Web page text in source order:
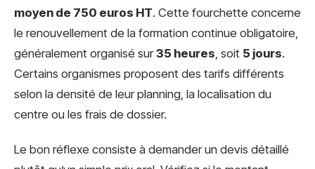
moyen de 750 euros HT. Cette fourchette concerne
le renouvellement de la formation continue obligatoire,
généralement organisé sur35 heures , soit 5 jours.
Certains organismes proposent des tarifs différents
selon la densité de leur planning, la localisation du
centre ou les frais de dossier.
Le bon réflexe consiste à demander un devis détaillé